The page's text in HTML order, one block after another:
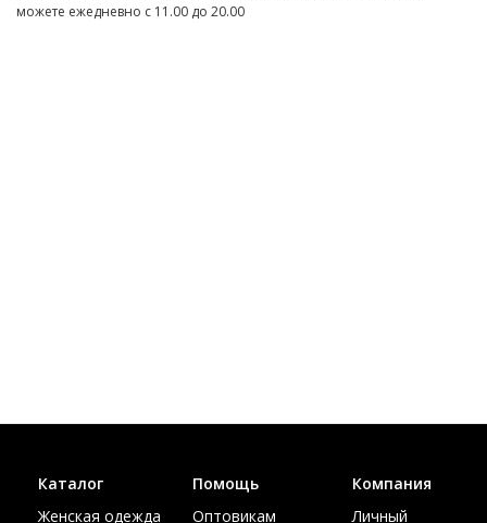
можете ежедневно с 11.00 до 20.00
Каталог
Женская одежда
Помощь
Оптовикам
Компания
Личный